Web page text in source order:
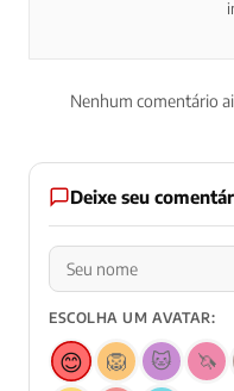
Nenhum comentário
Deixe seu
ESCOLHA UM AVATAR:
😊 🦁 🐱 🦄